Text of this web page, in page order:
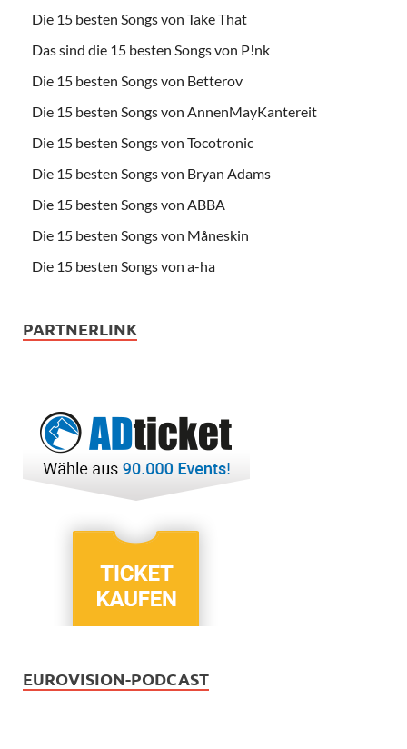
Die 15 besten Songs von Take That
Das sind die 15 besten Songs von P!nk
Die 15 besten Songs von Betterov
Die 15 besten Songs von AnnenMayKantereit
Die 15 besten Songs von Tocotronic
Die 15 besten Songs von Bryan Adams
Die 15 besten Songs von ABBA
Die 15 besten Songs von Måneskin
Die 15 besten Songs von a-ha
PARTNERLINK
EUROVISION-PODCAST